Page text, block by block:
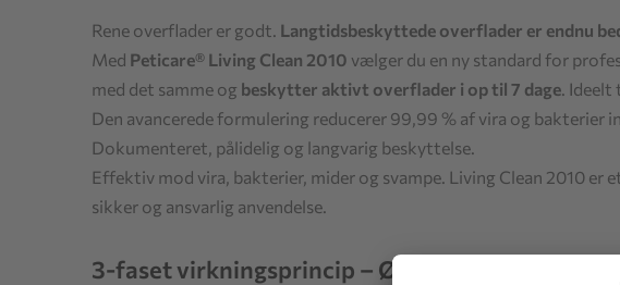
Rene overflader er godt. Langtidsbeskyttede overflader er endnu
Med Peticare® Living Clean 2010 vælger du en ny standard for
med det samme og beskytter aktivt overflader i op til 7 dage .
Den avancerede formulering reducerer 99,99 % af vira og
Dokumenteret, pålidelig og langvarig beskyttelse.
Effektiv mod vira, bakterier, mider og svampe. Living Clean 2010
sikker og ansvarlig anvendelse.
3-faset virkningsprincip – Øjeblikkelig